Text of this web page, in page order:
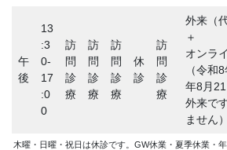
午
後
13
:3
0-
17
:0
0
訪
問
診
療
訪
問
診
療
訪
問
診
療
休
診
訪
問
診
療
外来（
＋
オンラ
（令和
年8月
外来で
ません）
木曜・日曜・祝日は休診です。GW休業・夏季休業・